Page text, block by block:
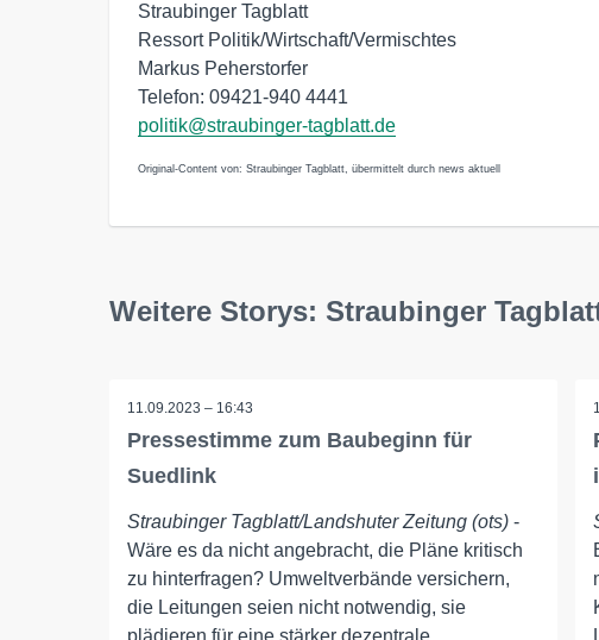
Straubinger Tagblatt
Ressort Politik/Wirtschaft/Vermischtes
Markus Peherstorfer
Telefon: 09421-940 4441
politik@straubinger-tagblatt.de
Original-Content von: Straubinger Tagblatt, übermittelt durch news aktuell
Weitere Storys: Straubinger
11.09.2023 – 16:43
Pressestimme zum Baubeginn für
Suedlink
Straubinger Tagblatt/Landshuter Zeitung (ots) -
Wäre es da nicht angebracht, die Pläne kritisch
zu hinterfragen? Umweltverbände versichern,
die Leitungen seien nicht notwendig, sie
plädieren für eine stärker dezentrale